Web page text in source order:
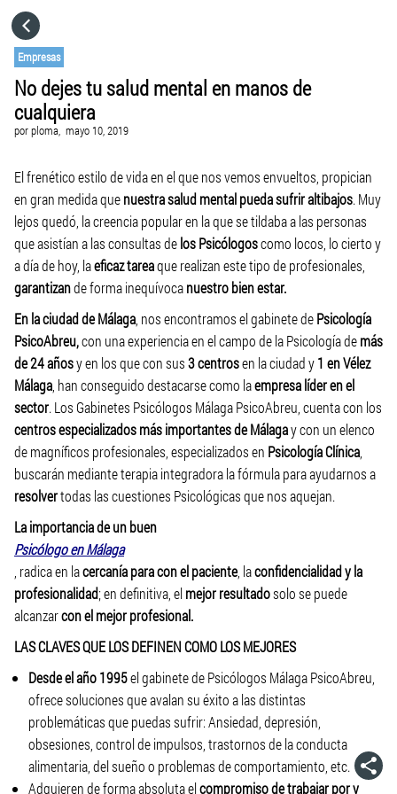
Empresas
No dejes tu salud mental en manos de
cualquiera
porploma, mayo 10, 2019
El frenético estilo de vida en el que nos vemos envueltos, propician
en gran medida quenuestra salud mental pueda sufrir altibajos. Muy
lejos quedó, la creencia popular en la que se tildaba a las personas
que asistían a las consultas delos Psicólogoscomo locos, lo cierto y
a día de hoy, laeficaz tareaque realizan este tipo de profesionales,
garantizande forma inequívocanuestro bien estar.
En la ciudad de Málaga , nos encontramos el gabinete dePsicología
PsicoAbreu,con una experiencia en el campo de la Psicología demás
de 24 añosy en los que con sus3 centrosen la ciudad y1 en Vélez
Málaga , han conseguido destacarse como laempresa líder en el
sector. Los Gabinetes Psicólogos Málaga PsicoAbreu, cuenta con los
centros especializados más importantes de Málagay con un elenco
de magníficos profesionales, especializados en Psicología Clínica
buscarán mediante terapia integradora la fórmula para ayudarnos a
resolvertodas las cuestiones Psicológicas que nos aquejan.
La importancia de un buen
Psicólogo en Málaga
, radica en lacercanía para con el paciente, laconfidencialidad y la
profesionalidad; en definitiva, elmejor resultadosolo se puede
alcanzarcon el mejor profesional.
LAS CLAVES QUE LOS DEFINEN COMO LOS MEJORES
Desde el año 1995el gabinete de Psicólogos Málaga PsicoAbreu,
ofrece soluciones que avalan su éxito a las distintas
problemáticas que puedas sufrir: Ansiedad, depresión,
obsesiones, control de impulsos, trastornos de la conducta
alimentaria, del sueño o problemas de comportamiento, etc.
Adquieren de forma absoluta elcompromiso de trabajar por y
CATEGORÍAS
VISITA EL SITIO WEB